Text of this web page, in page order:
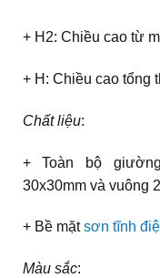
+ H2: Chiều cao từ
+ H: Chiều cao tổng
Chất liệu:
+ Toàn bộ
30x30mm và vuông
+ Bề mặtsơn tĩnh
Màu sắc: